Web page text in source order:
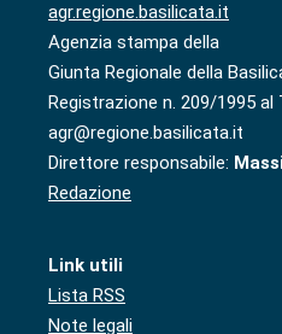
agr.regione.basilicata.it
Agenzia stampa della
Giunta Regionale della
Registrazione n. 209/1995 al
agr@regione.basilicata.it
Direttore responsabile:
Redazione
Link utili
Lista RSS
Note legali